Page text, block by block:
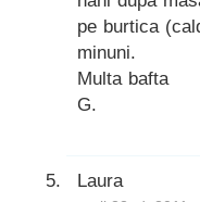
pe burtica
minuni.
Multa bafta
G.
Laura